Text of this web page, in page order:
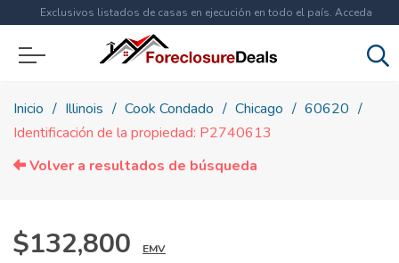
Exclusivos listados de casas en ejecución en todo el país. Acceda
ahora a
Inicio Illinois Cook Condado Chicago
60620
Identificación de la propiedad: P2740613
Volver a resultados de búsqueda
$132,800 EMV